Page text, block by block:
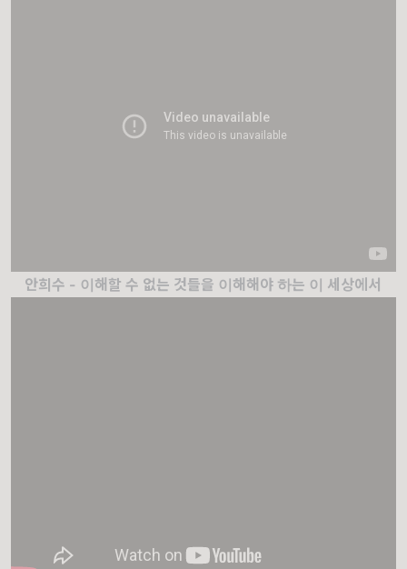
안희수 - 이해할 수 없는 것들을 이해해야 하는 이 세상에서